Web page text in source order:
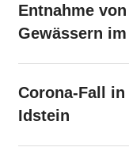
Entnahme
Gewässern
Corona-Fall
Idstein